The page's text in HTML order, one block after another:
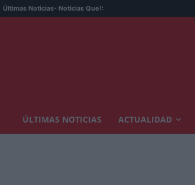
Últimas Noticias- Noticias Que!:
ÚLTIMAS NOTICIAS ACTUALIDAD